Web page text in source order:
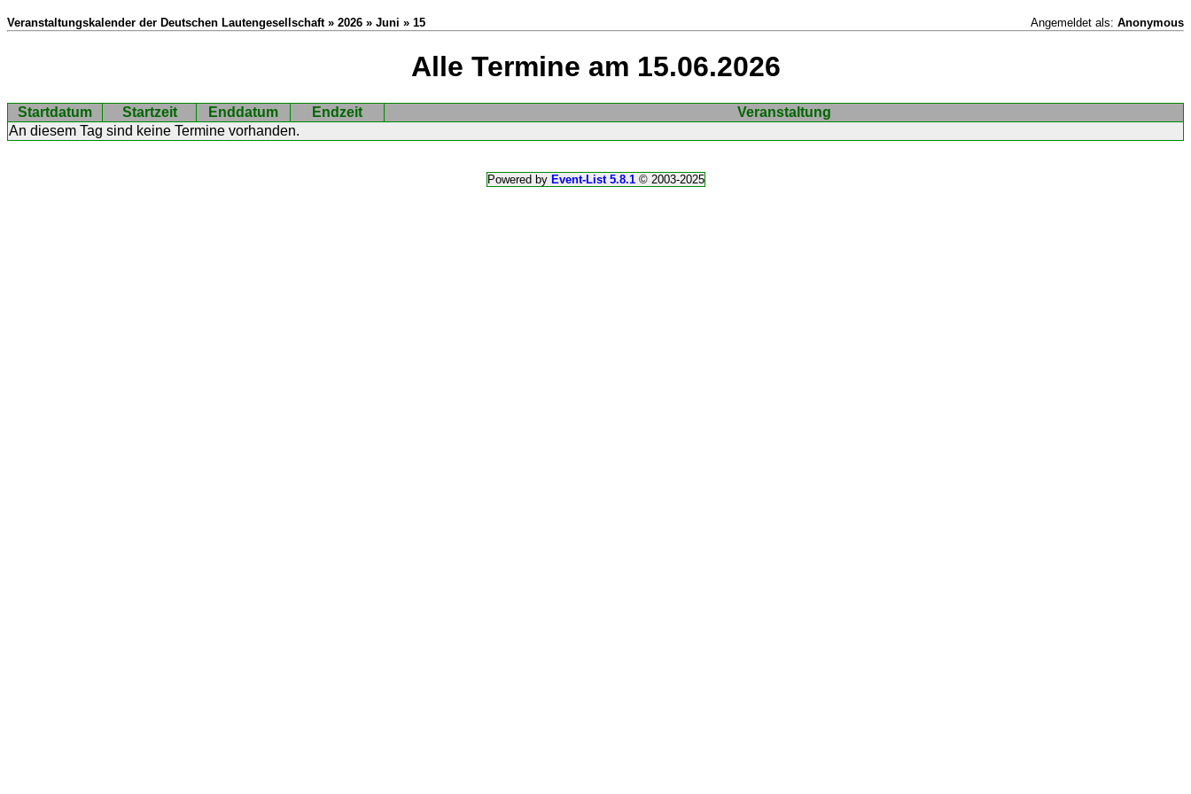
Veranstaltungskalender der Deutschen Lautengesellschaft » 2026 » Juni » 15 Angemeldet als: Anonymous
Alle Termine am 15.06.2026
Startdatum Startzeit Enddatum Endzeit
Veranstaltung
An diesem Tag sind keine Termine vorhanden.
Powered by Event-List 5.8.1© 2003-2025